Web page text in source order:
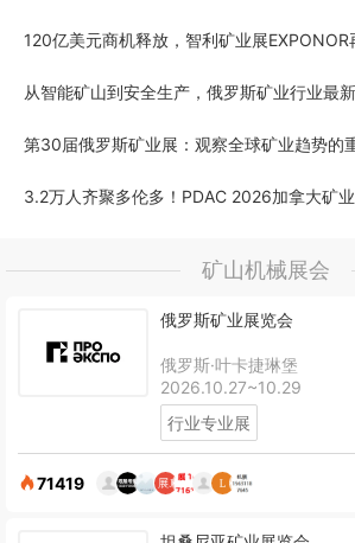
120亿美元商机释放，智利矿业展
从智能矿山到安全生产，俄罗斯矿业行业最
第30届俄罗斯矿业展：观察全球矿业趋势的
3.2万人齐聚多伦多！PDAC 2026加拿大矿
矿山机械展会
俄罗斯矿业展览会
俄罗斯·叶卡捷琳堡
2026.10.27~10.29
行业专业展
71419